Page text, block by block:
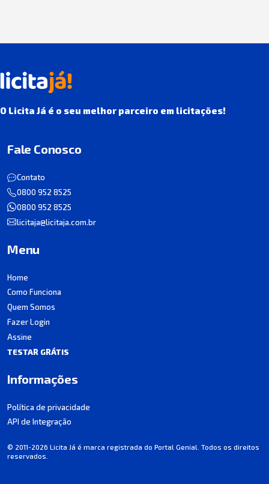
O Licita Já é o seu melhor parceiro em licitações!
Fale Conosco
Contato
0800 952 8525
0800 952 8525
licitaja@licitaja.com.br
Menu
Home
Como Funciona
Quem Somos
Fazer Login
Assine
TESTAR GRÁTIS
Informações
Política de privacidade
API de Integração
© 2011-2026 Licita Já é marca registrada do Portal Genial. Todos os direitos
reservados.